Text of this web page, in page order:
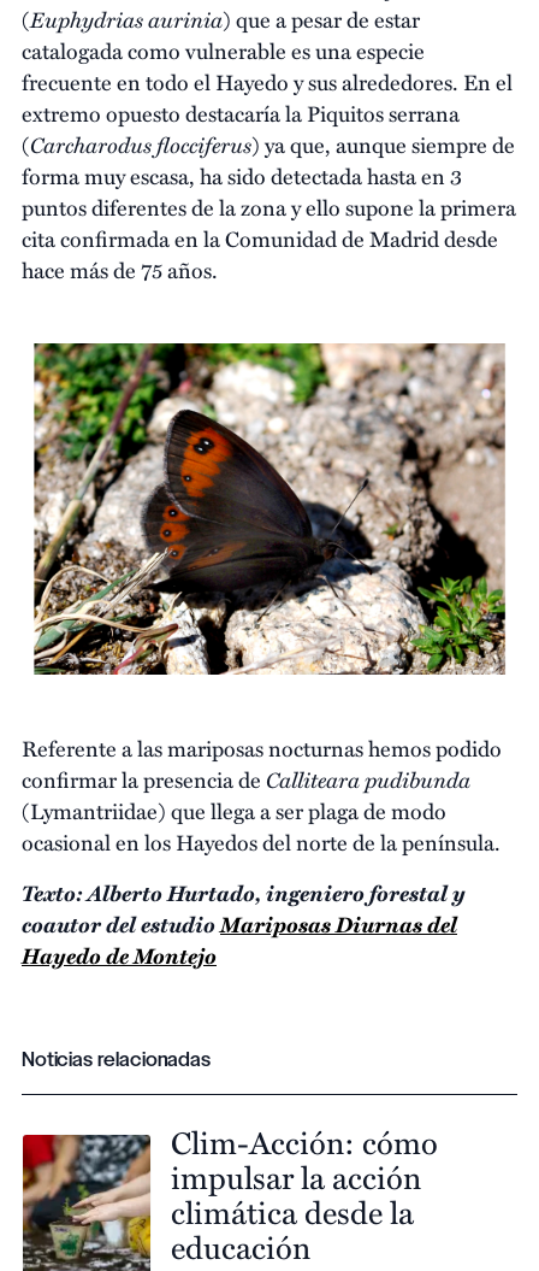
(Euphydrias aurinia) que a pesar de estar
catalogada como vulnerable es una especie
frecuente en todo el Hayedo y sus alrededores. En el
extremo opuesto destacaría la Piquitos serrana
(Carcharodus flocciferus) ya que, aunque siempre de
forma muy escasa, ha sido detectada hasta en 3
puntos diferentes de la zona y ello supone la primera
cita confirmada en la Comunidad de Madrid desde
hace más de 75 años.
Referente a las mariposas nocturnas hemos podido
confirmar la presencia de Calliteara pudibunda
(Lymantriidae) que llega a ser plaga de modo
ocasional en los Hayedos del norte de la península.
Texto:Alberto Hurtado, ingeniero forestal y
coautor del estudioMariposas Diurnas del
Hayedo de Montejo
Noticias relacionadas
Clim-Acción: cómo
impulsar la acción
climática desde la
educación